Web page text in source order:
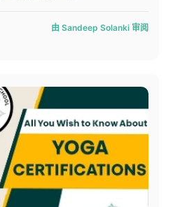
由 Sandeep Solanki 审阅